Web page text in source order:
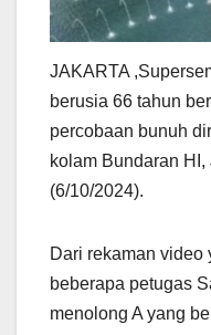
JAKARTA
berusia 66 tahun
percobaan bunuh
kolam Bundaran
(6/10/2024).
Dari rekaman video
beberapa petugas
menolong A yang